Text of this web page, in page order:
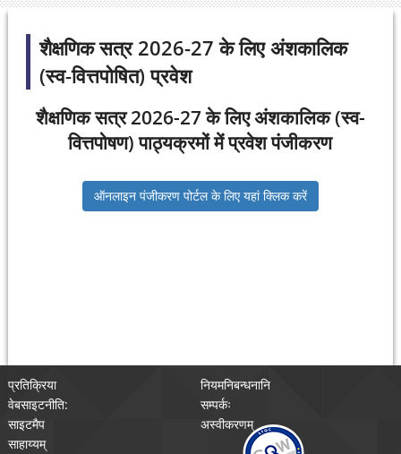
शैक्षणिक सत्र 2026-27 के लिए अंशकालिक
(स्व-वित्तपोषित) प्रवेश
शैक्षणिक सत्र 2026-27 के लिए अंशकालिक (स्व-
वित्तपोषण) पाठ्यक्रमों में प्रवेश पंजीकरण
ऑनलाइन पंजीकरण पोर्टल के लिए यहां क्लिक करें
प्रतिक्रिया
नियमनिबन्धनानि
वेबसाइटनीति:
सम्पर्कः
साइटमैप
अस्वीकरणम्
साहाय्यम्